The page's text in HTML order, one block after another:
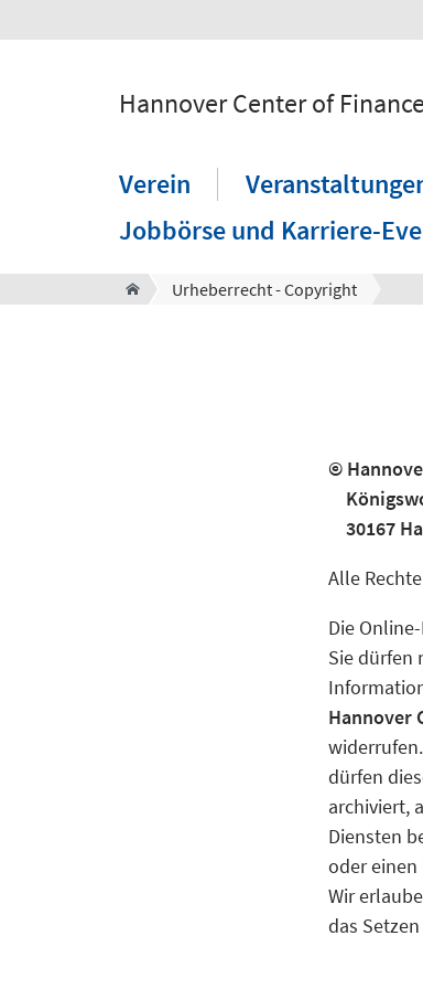
Hannover Center of
Verein
Jobbörse und Karriere-
Urheberrecht - Copyright
©
30167
Alle
Die
Sie dürfen
Hannover
dürfen
archiviert,
Diensten
oder
Wir
das